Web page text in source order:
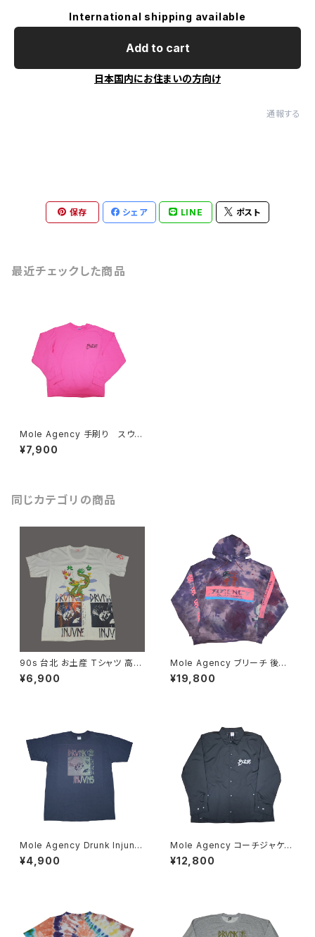
International shipping available
Add to cart
日本国内にお住まいの方向け
通報する
保存 シェア LINE ポスト
最近チェックした商品
Mole Agency 手刷り スウェ
ット
¥7,900
同じカテゴリの商品
90s 台北 お土産 Tシャツ 高級
Drunk Injuns Mole Agency
¥6,900
Mole Agency ブリーチ 後染
め テストプリント パーカー
¥19,800
Mole Agency Drunk Injuns
テスト Tシャツ 手刷り Skate R
ock
¥4,900
Mole Agency コーチジャケッ
ト Wes Humpston 手刷り
¥12,800